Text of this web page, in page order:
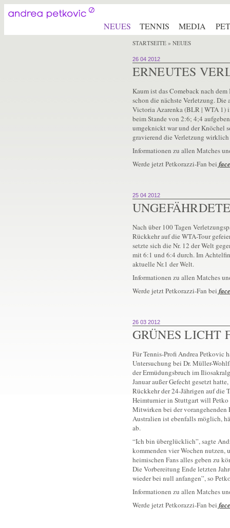
NEUES TENNIS MEDIA
STARTSEITE» NEUES
26 04 2012
ERNEUTES
Kaum ist das Comeback nach
schon die nächste Verletzung. Die
Victoria Azarenka (BLR | WTA 1)
beim Stande von 2:6; 4;4
umgeknickt war und der Knöchel
gravierend die Verletzung
Informationen zu allen Matches
Werde jetzt Petkorazzi-Fan bei
25 04 2012
Nach über 100 Tagen
Rückkehr auf die WTA-Tour
setzte sich die Nr. 12 der Welt
mit 6:1 und 6:4 durch. Im
aktuelle Nr.1 der Welt.
Informationen zu allen Matches
Werde jetzt Petkorazzi-Fan bei
26 03 2012
GRÜNES LICHT
Für Tennis-Profi Andrea Petkovic
Untersuchung bei Dr. Müller-
der Ermüdungsbruch im
Januar außer Gefecht gesetzt
Rückkehr der 24-Jährigen auf die
Heimturnier in Stuttgart will
Mitwirken bei der vorangehenden
Australien ist ebenfalls möglich,
ab.
“Ich bin überglücklich”, sagte
kommenden vier Wochen nutzen,
heimischen Fans alles geben zu
Die Vorbereitung Ende letzten
wieder bei null anfangen”, so
Informationen zu allen Matches
Werde jetzt Petkorazzi-Fan bei